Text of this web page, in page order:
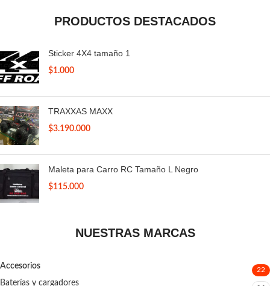
PRODUCTOS DESTACADOS
Sticker 4X4 tamaño 1
$1.000
TRAXXAS MAXX
$3.190.000
Maleta para Carro RC Tamaño L Negro
$115.000
NUESTRAS MARCAS
Accesorios 22
Baterías y cargadores